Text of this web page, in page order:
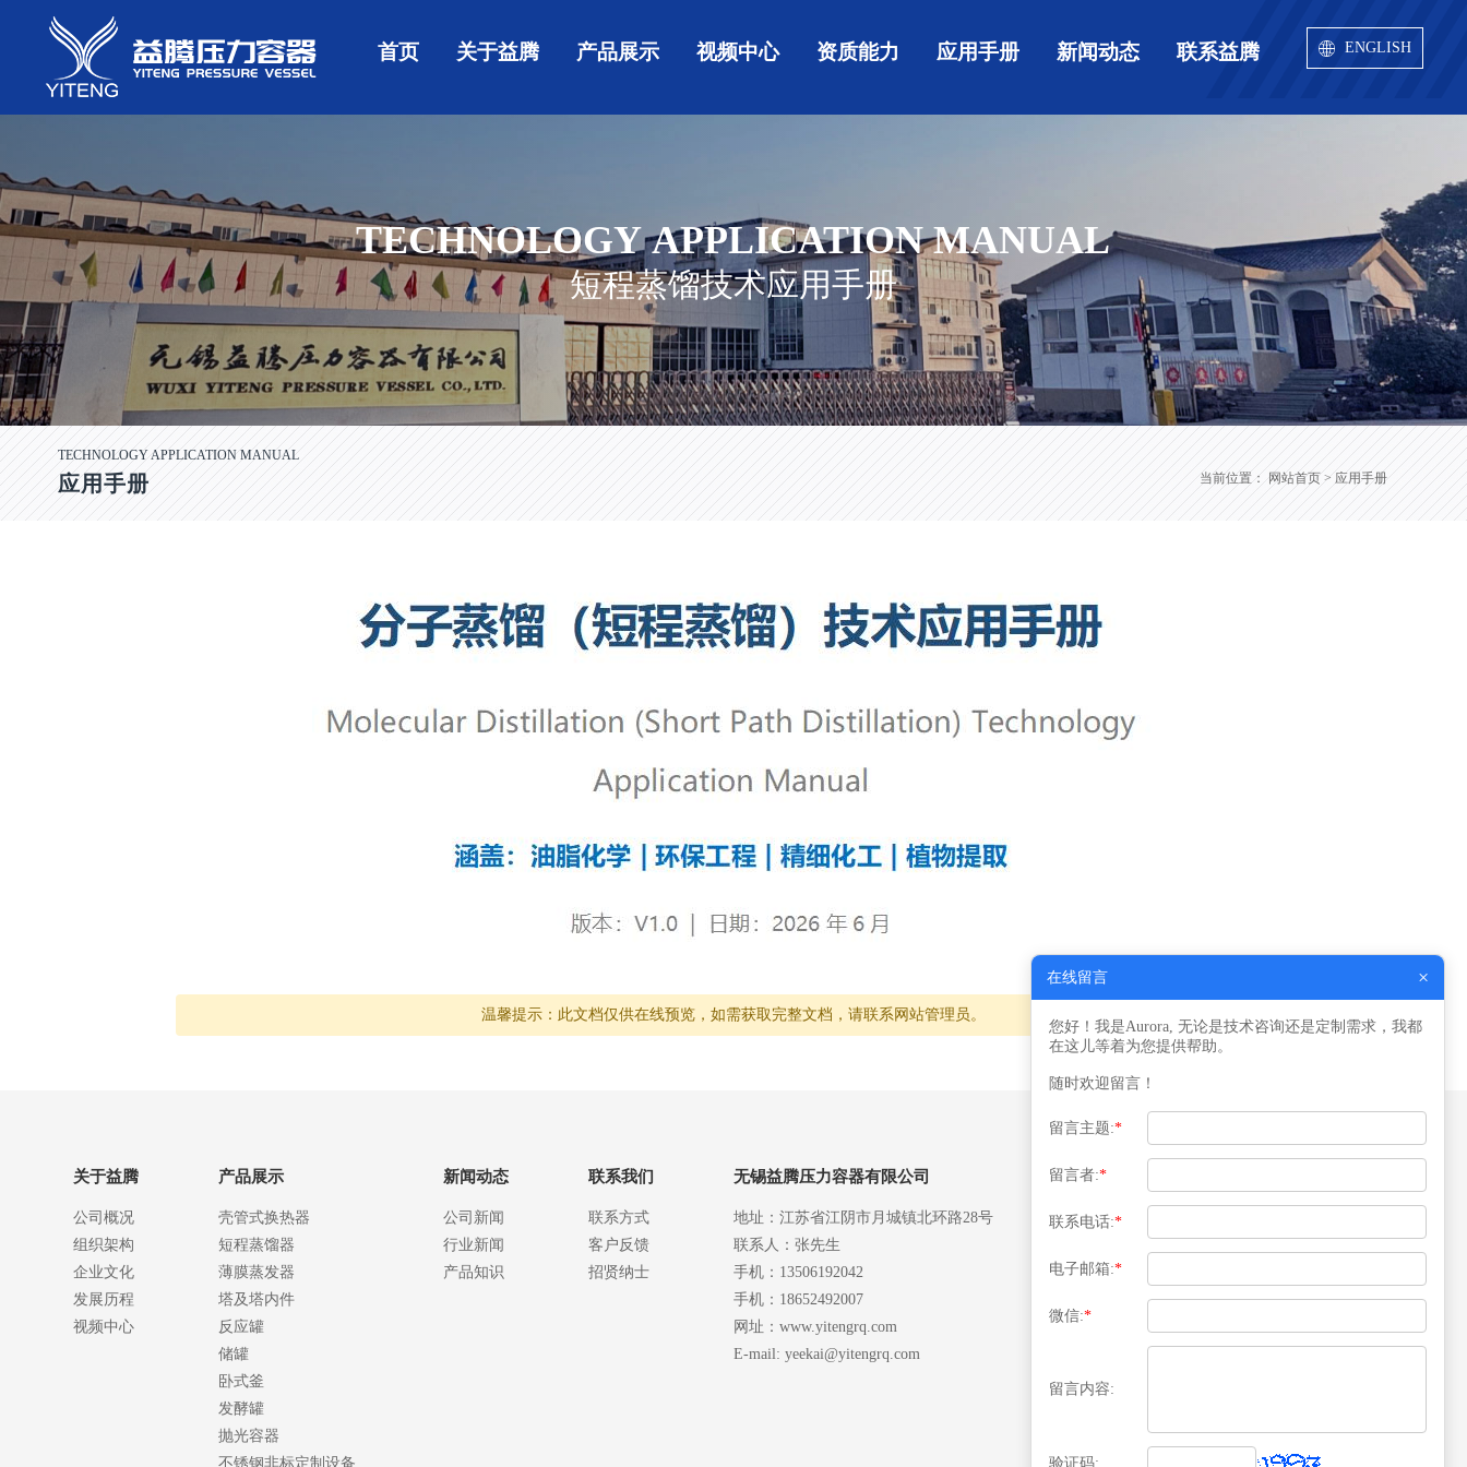
首页 关于益腾 产品展示 视频中心 资质能力 应用手册 新闻动态 联系益腾 ENGLISH
TECHNOLOGY APPLICATION MANUAL
短程蒸馏技术应用手册
TECHNOLOGY APPLICATION MANUAL
应用手册 当前位置： 网站首页 > 应用手册
温馨提示：此文档仅供在线预览，如需获取完整文档，请联系网站管理员。
关于益腾
公司概况
组织架构
企业文化
发展历程
视频中心
产品展示
壳管式换热器
短程蒸馏器
薄膜蒸发器
塔及塔内件
反应罐
储罐
卧式釜
发酵罐
抛光容器
不锈钢非标定制设备
新闻动态
公司新闻
行业新闻
产品知识
联系我们
联系方式
客户反馈
招贤纳士
无锡益腾压力容器有限公司
地址：江苏省江阴市月城镇北环路28号
联系人：张先生
手机：13506192042
手机：18652492007
网址：www.yitengrq.com
E-mail: yeekai@yitengrq.com
在线留言 ×
您好！我是Aurora, 无论是技术咨询还是定制需求，我都
在这儿等着为您提供帮助。
随时欢迎留言！
留言主题:*
留言者:*
联系电话:*
电子邮箱:*
微信:*
留言内容:
验证码: